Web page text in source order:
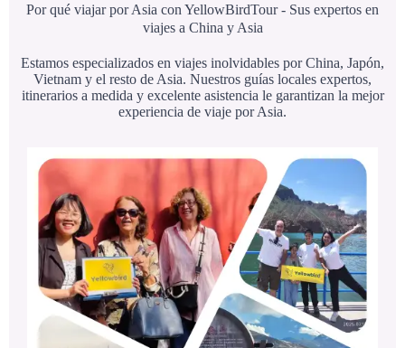
Por qué viajar por Asia con YellowBirdTour - Sus expertos en
viajes a China y Asia
Estamos especializados en viajes inolvidables por China, Japón,
Vietnam y el resto de Asia. Nuestros guías locales expertos,
itinerarios a medida y excelente asistencia le garantizan la mejor
experiencia de viaje por Asia.